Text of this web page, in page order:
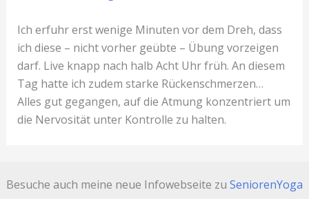
Ich erfuhr erst wenige Minuten vor dem Dreh, dass
ich diese – nicht vorher geübte – Übung vorzeigen
darf. Live knapp nach halb Acht Uhr früh. An diesem
Tag hatte ich zudem starke Rückenschmerzen…
Alles gut gegangen, auf die Atmung konzentriert um
die Nervosität unter Kontrolle zu halten.
Besuche auch meine neue Infowebseite zu SeniorenYoga